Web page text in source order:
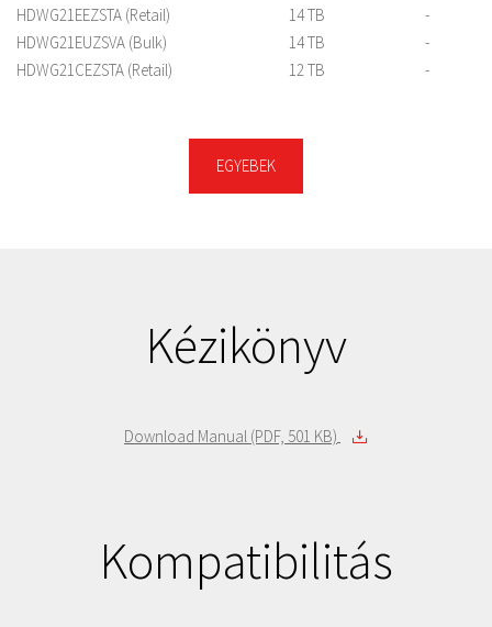
HDWG21EEZSTA (Retail)
14 TB
-
HDWG21EUZSVA (Bulk)
14 TB
-
HDWG21CEZSTA (Retail)
12 TB
-
EGYEBEK
Kézikönyv
Download Manual (PDF, 501 KB)
Kompatibilitás